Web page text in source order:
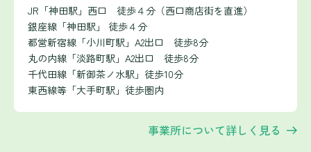
JR「神田駅」西口 徒歩４分（西口商店街を直進）
銀座線「神田駅」 徒歩４分
都営新宿線「小川町駅」A2出口 徒歩8分
丸の内線「淡路町駅」A2出口 徒歩8分
千代田線「新御茶ノ水駅」徒歩10分
東西線等「大手町駅」徒歩圏内
事業所について詳しく見る